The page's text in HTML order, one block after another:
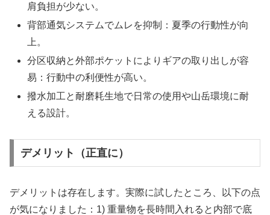
肩負担が少ない。
背部通気システムでムレを抑制：夏季の行動性が向
上。
分区収納と外部ポケットによりギアの取り出しが容
易：行動中の利便性が高い。
撥水加工と耐磨耗生地で日常の使用や山岳環境に耐
える設計。
デメリット（正直に）
デメリットは存在します。実際に試したところ、以下の点
が気になりました：1) 重量物を長時間入れると内部で底